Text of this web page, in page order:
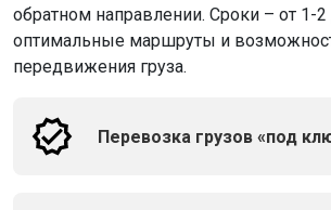
обратном направлении. Сроки – от 1-2
оптимальные маршруты и
передвижения груза.
Перевозка грузов «под